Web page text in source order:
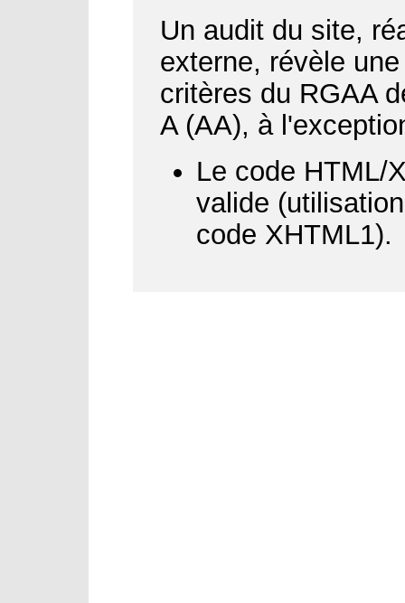
Un audit du site,
externe, révèle
critères du RGAA
A (AA), à
Le code HTML/
valide
code XHTML1).